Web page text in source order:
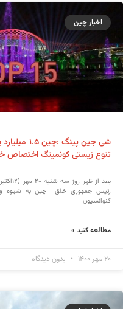
اخبار چین
شی جین
تنوع زیستی کونمینگ اختصاص
بعد از
رئیس جمهوری خلق چین به شیوه
کنوانسیون
مطالعه کنید »
۲۰ مهر ۱۴۰۰ بدون دیدگاه